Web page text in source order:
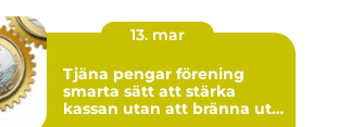
13. mar
Tjäna pengar förening
smarta sätt att stärka
kassan utan att bränna ut